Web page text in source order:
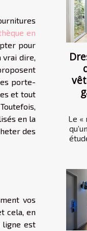
en
pour
vrai dire,
porte-
et tout
en la
des
vos
cela, en
ligne est
Le «